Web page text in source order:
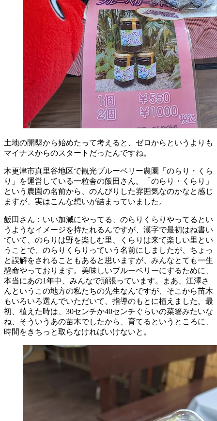
土地の開墾から始めたって考えると、ゼロからというよりも
マイナスからのスタートだったんですね。
木更津市真里谷地区で観光ブルーベリー農園「のらり・くら
り」を運営している一粒舎の飯田さん。「のらり・くらり」
という農園の名前から、のんびりした雰囲気なのかなと感じ
ますが、実はこんな想いが詰まっていました。
飯田さん：いい加減にやってる、のらりくらりやってるとい
うようなイメージを持たれるんですが、漢字で最初はね書い
ていて、のらりは野を楽しむ里、くらりは来て楽しい里とい
うことで、のらりくらりっていう名前にしましたが、ちょっ
と誤解をされることもあると思いますが、みんなとても一生
懸命やっております。美味しいブルーベリーにするために、
本当にあの1年中、みんなで頑張っています。まあ、江澤さ
んというこの地方の私たちの先生なんですが、そこから苗木
もいろいろ選んでいただいて、指導のもとに植えました。最
初、植えた時は、30センチか40センチぐらいの菜箸みたいな
ね、そういうあの苗木でしたから、育てるというところに、
時間をきちっと取らなければいけないと。